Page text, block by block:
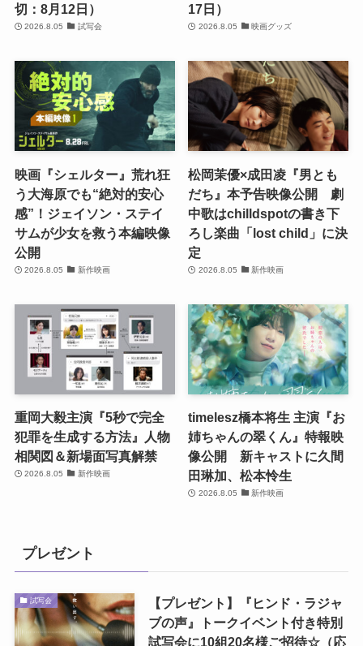
切：8月12日）
2026.8.05 試写会
17日）
2026.8.05 映画グッズ
映画『シェルター』荒れ狂
う大海原でも“絶対的安心
感”！ジェイソン・ステイ
サムが少女を救う本編映像
公開
2026.8.05 新作映画
松岡茉優×成田凌『男とも
だち』本予告映像公開 劇
中歌はchilldspotの書き下
ろし楽曲「lost child」に決
定
2026.8.05 新作映画
重岡大毅主演『5秒で完全
犯罪を生成する方法』人物
相関図＆新場面写真解禁
2026.8.05 新作映画
timelesz橋本将生 主演『お
姉ちゃんの翠くん』特報映
像公開 新キャストに久間
田琳加、松本怜生
2026.8.05 新作映画
プレゼント
試写会
【プレゼント】『ヒンド・ラジャ
ブの声』トークイベント付き特別
試写会に10組20名様ご招待☆（応